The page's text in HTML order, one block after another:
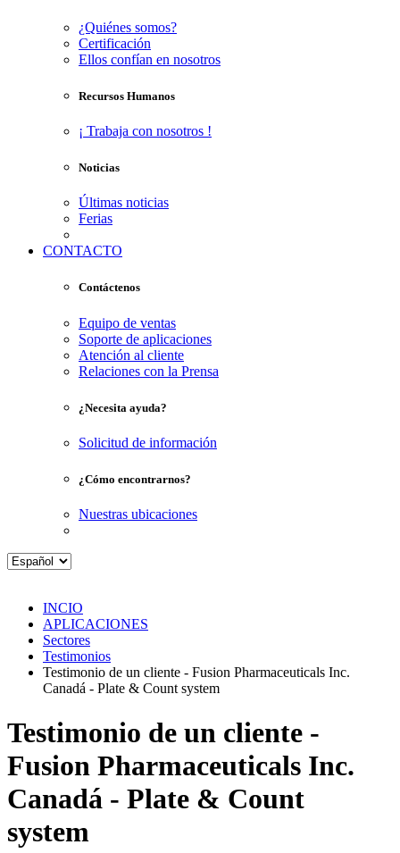
¿Quiénes somos?
Certificación
Ellos confían en nosotros
Recursos Humanos
¡ Trabaja con nosotros !
Noticias
Últimas noticias
Ferias
CONTACTO
Contáctenos
Equipo de ventas
Soporte de aplicaciones
Atención al cliente
Relaciones con la Prensa
¿Necesita ayuda?
Solicitud de información
¿Cómo encontrarnos?
Nuestras ubicaciones
INCIO
APLICACIONES
Sectores
Testimonios
Testimonio de un cliente - Fusion Pharmaceuticals Inc.
Canadá - Plate & Count system
Testimonio de un cliente -
Fusion Pharmaceuticals Inc.
Canadá - Plate & Count
system